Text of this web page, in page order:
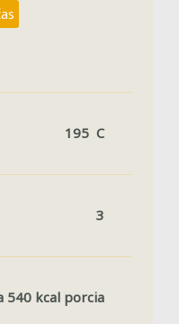
195 C
3
540 kcal porcia